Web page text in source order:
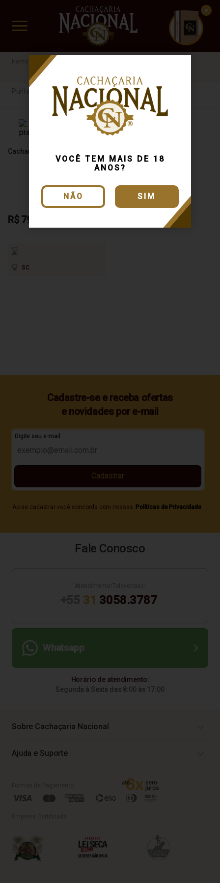
VOCÊ TEM MAIS DE 18
ANOS?
NÃO SIM
www.cachacarianacional.com.br
CUIDADO FRÁGIL
Purita
Cachaça Purita Prata 750ml
R$ 79,90
SC
Cadastre-se e receba ofertas
e novidades por e-mail
Digite seu e-mail
Ao se cadastrar você concorda com nossas Políticas de Privacidade
Cadastrar
Fale Conosco
31 3058.3787
Whatsapp
Horário de atendimento:
Segunda à Sexta das 8:00 às 17:00
Sobre Cachaçaria Nacional
Ajuda e Suporte